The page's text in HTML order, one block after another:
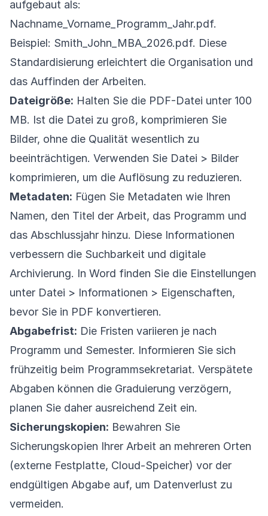
aufgebaut als:
Nachname_Vorname_Programm_Jahr.pdf.
Beispiel: Smith_John_MBA_2026.pdf. Diese
Standardisierung erleichtert die Organisation und
das Auffinden der Arbeiten.
Dateigröße: Halten Sie die PDF-Datei unter 100
MB. Ist die Datei zu groß, komprimieren Sie
Bilder, ohne die Qualität wesentlich zu
beeinträchtigen. Verwenden Sie Datei > Bilder
komprimieren, um die Auflösung zu reduzieren.
Metadaten: Fügen Sie Metadaten wie Ihren
Namen, den Titel der Arbeit, das Programm und
das Abschlussjahr hinzu. Diese Informationen
verbessern die Suchbarkeit und digitale
Archivierung. In Word finden Sie die Einstellungen
unter Datei > Informationen > Eigenschaften,
bevor Sie in PDF konvertieren.
Abgabefrist: Die Fristen variieren je nach
Programm und Semester. Informieren Sie sich
frühzeitig beim Programmsekretariat. Verspätete
Abgaben können die Graduierung verzögern,
planen Sie daher ausreichend Zeit ein.
Sicherungskopien: Bewahren Sie
Sicherungskopien Ihrer Arbeit an mehreren Orten
(externe Festplatte, Cloud-Speicher) vor der
endgültigen Abgabe auf, um Datenverlust zu
vermeiden.